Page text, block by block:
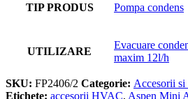
TIP PRODUS Pompa condens
UTILIZARE
Evacuare
maxim 12l/h
SKU: FP2406/2 Categorie: Accesorii si
Etichete: accesorii HVAC, Aspen Mini